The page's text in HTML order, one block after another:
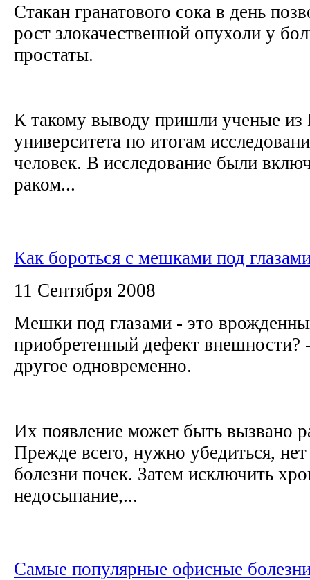
Стакан гранатового сока в день
рост злокачественной опухоли у
простаты.
К такому выводу пришли ученые из
университета по итогам
человек. В исследование были
раком...
Как бороться с мешками под
11 Сентября 2008
Мешки под глазами - это
приобретенный дефект внешности?
другое одновременно.
Их появление может быть вызвано
Прежде всего, нужно убедиться,
болезни почек. Затем исключить
недосыпание,...
Самые популярные офисные